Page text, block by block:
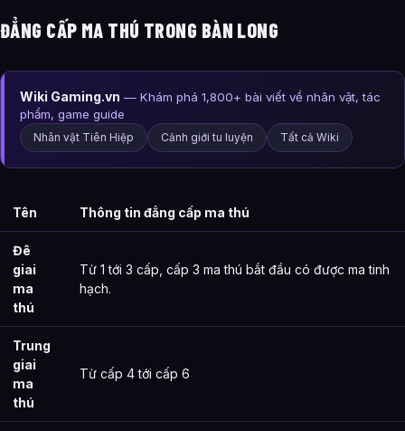
ĐẲNG CẤP MA THÚ TRONG BÀN LONG
Wiki Gaming.vn — Khám phá 1,800+ bài viết về nhân vật, tác
phẩm, game guide
Nhân vật Tiên Hiệp Cảnh giới tu luyện Tất cả Wiki
Tên Thông tin đẳng cấp ma thú
Đê
giai
ma
thú
Từ 1 tới 3 cấp, cấp 3 ma thú bắt đầu có được ma tinh
hạch.
Trung
giai
ma
thú
Từ cấp 4 tới cấp 6